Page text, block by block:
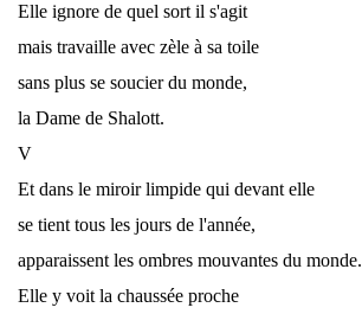
Elle ignore de quel sort il s'agit
mais travaille avec zèle à sa toile
sans plus se soucier du monde,
la Dame de Shalott.
V
Et dans le miroir limpide qui devant elle
se tient tous les jours de l'année,
apparaissent les ombres mouvantes du monde.
Elle y voit la chaussée proche